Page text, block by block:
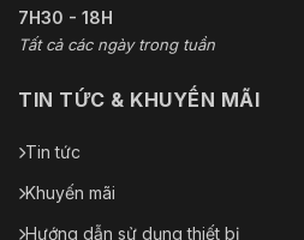
7H30 - 18H
Tất cả các ngày trong tuần
TIN TỨC & KHUYẾN MÃI
Tin tức
Khuyến mãi
Hướng dẫn sử dụng thiết bị